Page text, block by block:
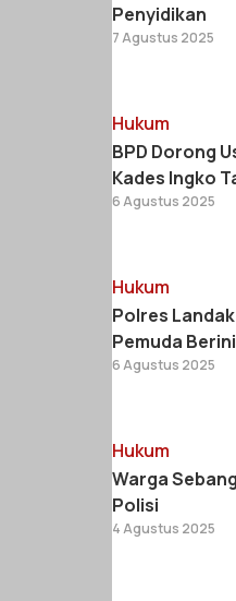
Penyidikan
7 Agustus 2025
Hukum
BPD Dorong
Kades Ingko
6 Agustus 2025
Hukum
Polres
Pemuda
6 Agustus 2025
Hukum
Warga
Polisi
4 Agustus 2025